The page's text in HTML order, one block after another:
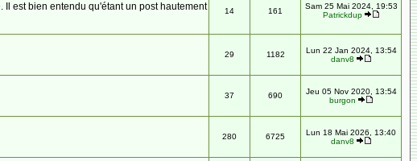
est bien entendu qu'étant un post hautement
14 161
Sam 25 Mai 2024, 19:53
Patrickdup
29 1182
Lun 22 Jan 2024, 13:54
danv8
37 690
Jeu 05 Nov 2020, 13:54
burgon
280 6725
Lun 18 Mai 2026, 13:40
danv8